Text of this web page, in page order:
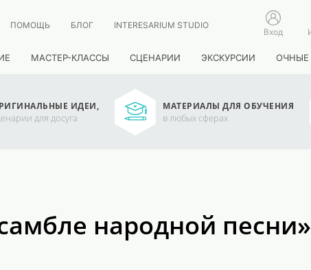
ПОМОЩЬ БЛОГ INTERESARIUM STUDIO
Вход
МАСТЕР-КЛАССЫ СЦЕНАРИИ ЭКСКУРСИИ ОЧНЫЕ
ИДЕИ,
для досуга
МАТЕРИАЛЫ ДЛЯ ОБУЧЕНИЯ
в любых сферах
народной песни»